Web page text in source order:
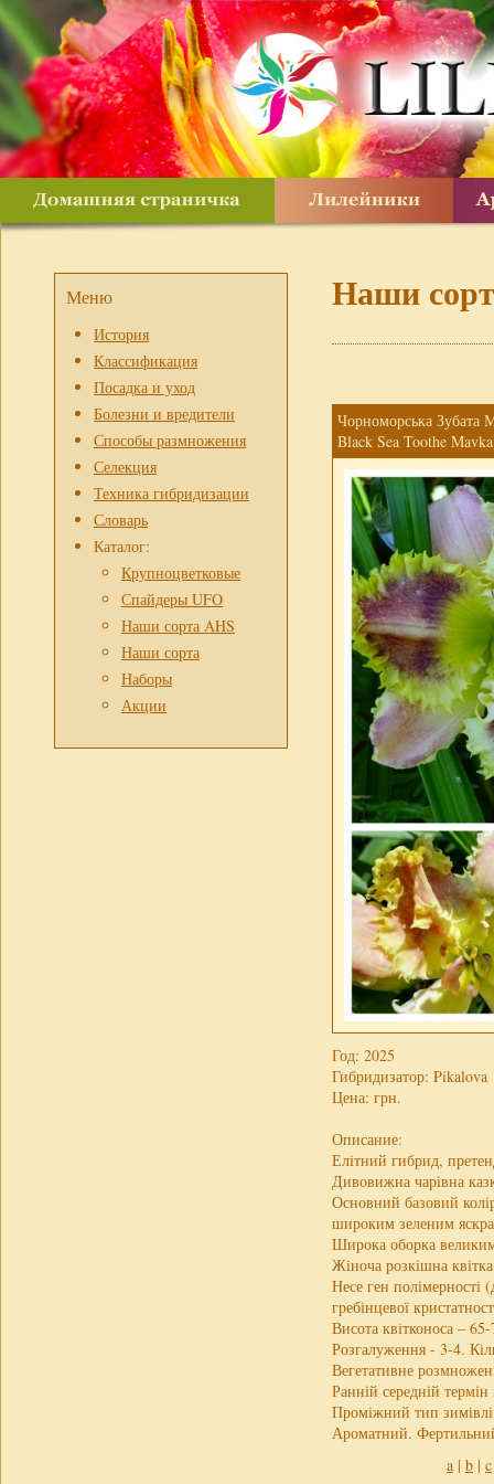
Меню
История
Классификация
Посадка и уход
Болезни и вредители
Способы размножения
Селекция
Техника гибридизации
Словарь
Каталог:
Крупноцветковые
Спайдеры UFO
Наши сорта AHS
Наши сорта
Наборы
Акции
Наши
Чорноморська Зубата
Black Sea Toothe
Год: 2025
Гибридизатор: Pikalova
Цена: грн.
Описание:
Елітний гибрид,
Дивовижна чарівна
Основний базовий
широким зеленим
Широка оборка
Жіноча розкішна
Несе ген полімерності
гребінцевої
Висота квітконоса –
Розгалуження - 3-4.
Вегетативне
Ранній середній
Проміжний тип
Ароматний.
a | b | c